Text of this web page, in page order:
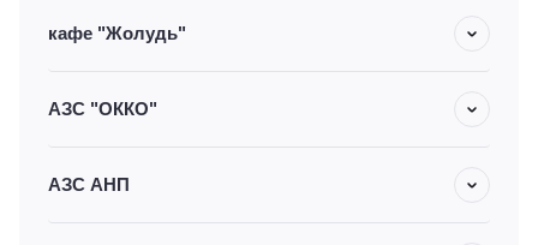
кафе "Жолудь"
АЗС "ОККО"
АЗС АНП